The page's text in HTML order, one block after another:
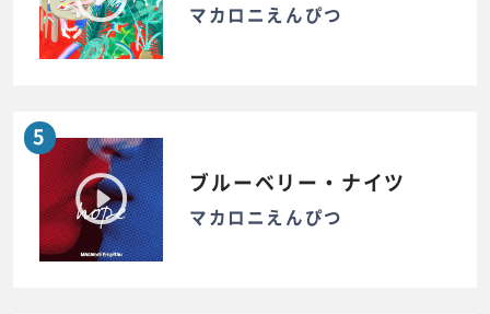
マカロニえんぴつ
5
ブルーベリー・ナイツ
マカロニえんぴつ